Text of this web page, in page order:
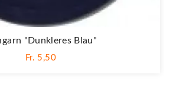
"dunkleres Blau"
Fr. 5,50